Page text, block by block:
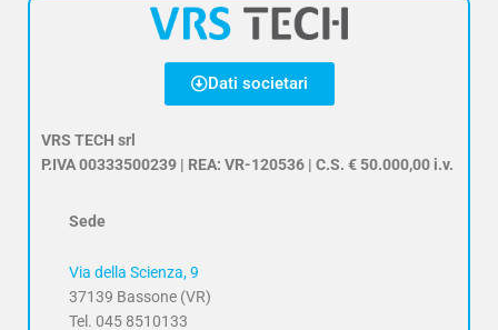
Dati societari
VRS TECH srl
P.IVA 00333500239 | REA: VR-120536 | C.S. € 50.000,00 i.v.
Sede
Via della Scienza, 9
37139 Bassone (VR)
Tel. 045 8510133